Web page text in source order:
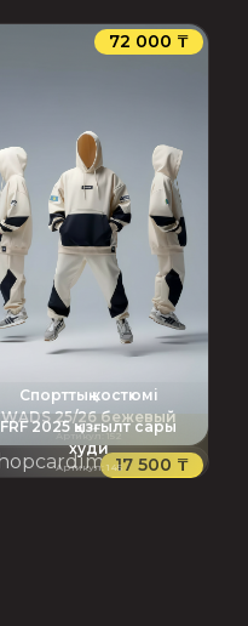
72 000 ₸
Спорттық костюмі
WADS 25/26 бежевый
Артикул :152
17 500 ₸
FRF 2025 қызғылт сары
худи
Артикул: 145